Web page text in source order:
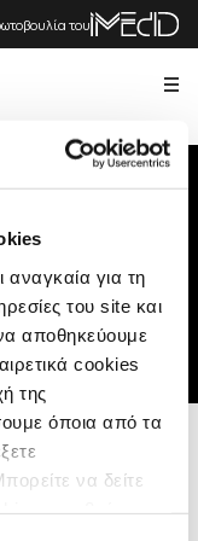
αναγκαία για τη
του site και
αποθηκεύουμε
cookies
της
όποια από τα
να δείτε
του
της